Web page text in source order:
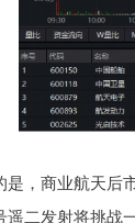
商业航天后市
遥二发射将挑战